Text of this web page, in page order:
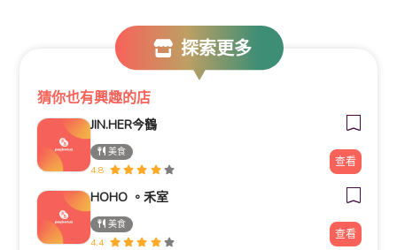
探索更多
猜你也有興趣的店
JIN.HER今鶴
美食
4.8
查看
HOHO 。禾室
美食
4.4
查看